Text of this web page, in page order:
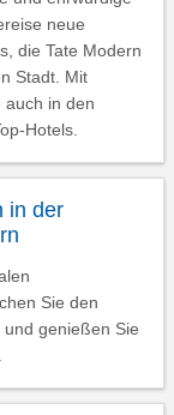
neue
die Tate Modern
Stadt. Mit
auch in den
Hotels.
in der
Sie den
genießen Sie